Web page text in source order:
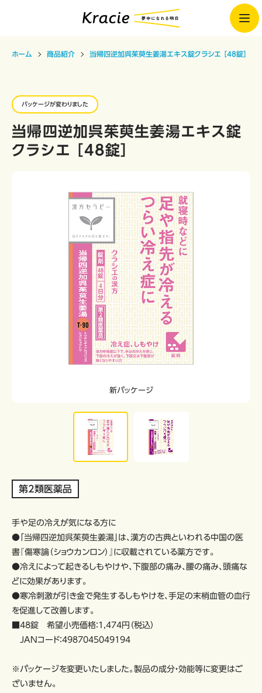
ホーム 商品紹介 当帰四逆加呉茱萸生姜湯エキス錠クラシエ ［48錠］
パッケージが変わりました
当帰四逆加呉茱萸生姜湯エキス錠
クラシエ ［48錠］
第2類医薬品
手や足の冷えが気になる方に
●「当帰四逆加呉茱萸生姜湯」は、漢方の古典といわれる中国の医
書『傷寒論（ショウカンロン）』に収載されている薬方です。
●冷えによって起きるしもやけや、下腹部の痛み、腰の痛み、頭痛な
どに効果があります。
●寒冷刺激が引き金で発生するしもやけを、手足の末梢血管の血行
を促進して改善します。
■48錠 希望小売価格：1,474円（税込）
JANコード：4987045049194
※パッケージを変更いたしました。製品の成分・効能等に変更はご
ざいません。
新パッケージ